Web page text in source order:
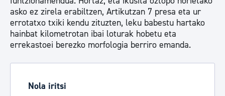
asko ez zirela erabiltzen, Artikutzan 7 presa eta ur
errotatxo txiki kendu zituzten, leku babestu hartako
hainbat kilometrotan ibai loturak hobetu eta
errekastoei berezko morfologia berriro emanda.
Nola iritsi